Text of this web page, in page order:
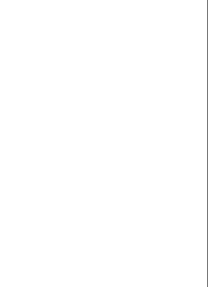
7845,2017
Reports .7,